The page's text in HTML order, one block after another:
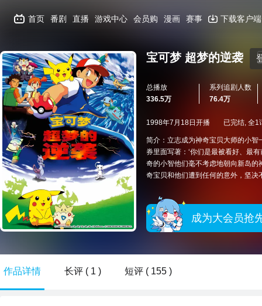
首页 番剧 直播 游戏中心 会员购 漫画 赛事 下载客户端
宝可梦 超梦的逆袭
总播放
336.5万
系列追剧人数
76.4万
1998年7月18日开播 已完结, 全1
简介：立志成为神奇宝贝大师的小
券里面写著：‘你们是最被看好、最
奇的小智他们毫不考虑地朝向新岛
奇宝贝和他们遭到任何的意外，坚
成为大会员抢
作品详情 长评 ( 1 ) 短评 ( 155 )